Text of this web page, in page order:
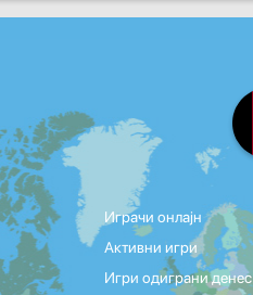
Играчи онлајн
Активни игри
Игри одиграни денес